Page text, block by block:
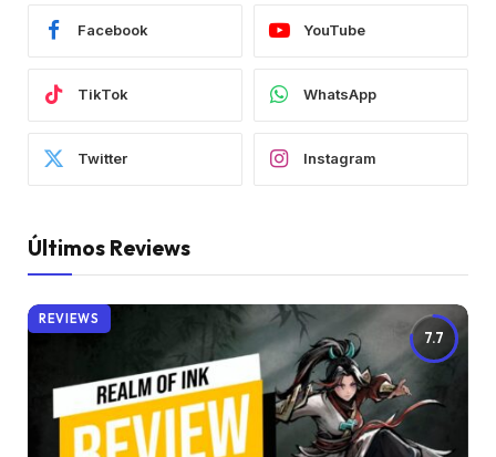
Facebook YouTube
TikTok WhatsApp
Twitter Instagram
Últimos Reviews
7.7
REVIEWS